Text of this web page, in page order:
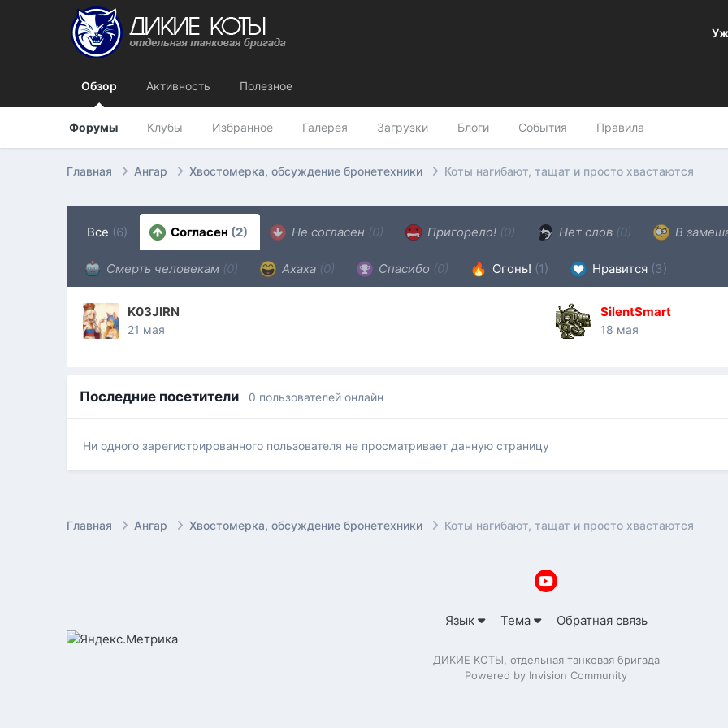
Обзор
Форумы Клубы Избранное Галерея Загрузки Блоги События Правила
Активность Полезное
Главная Ангар Хвостомерка, обсуждение бронетехники Коты нагибают, тащат и просто хвастаются
Все (6) Согласен (2) Не согласен (0) Пригорело! (0) Нет слов (0) В
Смерть человекам (0) Ахаха (0) Спасибо (0) Огонь! (1) Нравится (3)
K03JIRN
21 мая
SilentSmart
18 мая
Последние посетители 0 пользователей онлайн
Ни одного зарегистрированного пользователя не просматривает данную страницу
Главная Ангар Хвостомерка, обсуждение бронетехники Коты нагибают, тащат и просто хвастаются
Язык Тема Обратная связь
ДИКИЕ КОТЫ, отдельная танковая бригада
Powered by Invision Community